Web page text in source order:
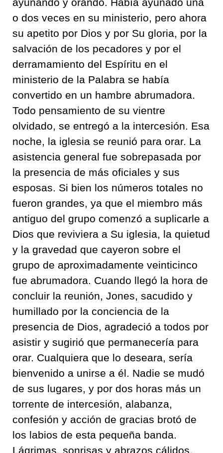
o dos veces en su ministerio, pero ahora
su apetito por Dios y por Su gloria, por la
salvación de los pecadores y por el
derramamiento del Espíritu en el
ministerio de la Palabra se había
convertido en un hambre abrumadora.
Todo pensamiento de su vientre
olvidado, se entregó a la intercesión. Esa
noche, la iglesia se reunió para orar. La
asistencia general fue sobrepasada por
la presencia de más oficiales y sus
esposas. Si bien los números totales no
fueron grandes, ya que el miembro más
antiguo del grupo comenzó a suplicarle a
Dios que reviviera a Su iglesia, la quietud
y la gravedad que cayeron sobre el
grupo de aproximadamente veinticinco
fue abrumadora. Cuando llegó la hora de
concluir la reunión, Jones, sacudido y
humillado por la conciencia de la
presencia de Dios, agradeció a todos por
asistir y sugirió que permanecería para
orar. Cualquiera que lo deseara, sería
bienvenido a unirse a él. Nadie se mudó
de sus lugares, y por dos horas más un
torrente de intercesión, alabanza,
confesión y acción de gracias brotó de
los labios de esta pequeña banda.
Lágrimas, sonrisas y abrazos cálidos,